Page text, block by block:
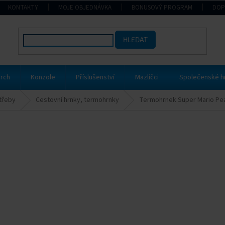
KONTAKTY MOJE OBJEDNÁVKA BONUSOVÝ PROGRAM
HLEDAT
Konzole Příslušenství Mazlíčci Společenské
Cestovní hrnky, termohrnky Termohrnek Super Mario